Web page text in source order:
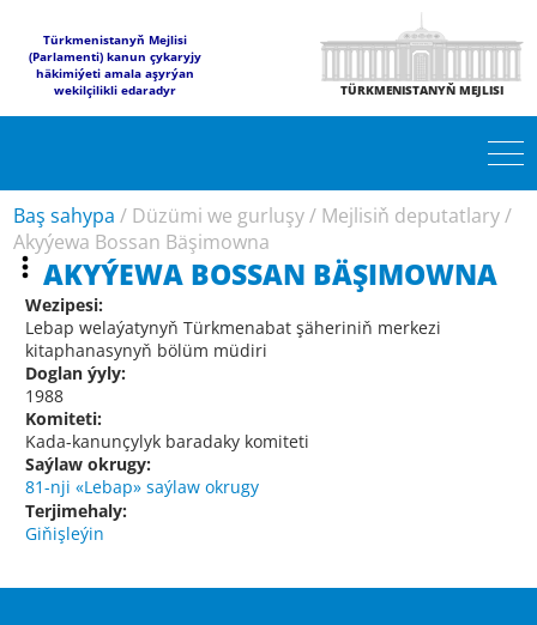
Türkmenistanyň Mejlisi
(Parlamenti) kanun çykaryjy
häkimiýeti amala aşyrýan
wekilçilikli edaradyr
TÜRKMENISTANYŇ MEJLISI
Baş sahypa / Düzümi we gurluşy/ Mejlisiň deputatlary/
Akyýewa Bossan Bäşimowna
AKYÝEWA BOSSAN BÄŞIMOWNA
Wezipesi:
Lebap welaýatynyň Türkmenabat şäheriniň merkezi
kitaphanasynyň bölüm müdiri
Doglan ýyly:
1988
Komiteti:
Kada-kanunçylyk baradaky komiteti
Saýlaw okrugy:
81-nji «Lebap» saýlaw okrugy
Terjimehaly:
Giňişleýin